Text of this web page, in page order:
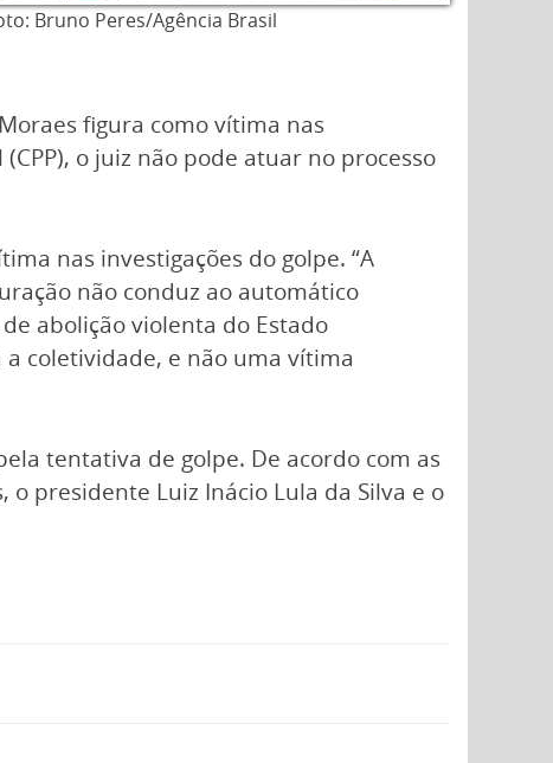
Bruno Peres/Agência Brasil
figura como vítima nas
o juiz não pode atuar no processo
nas investigações do golpe. “A
não conduz ao automático
abolição violenta do Estado
coletividade, e não uma vítima
tentativa de golpe. De acordo com as
presidente Luiz Inácio Lula da Silva e o